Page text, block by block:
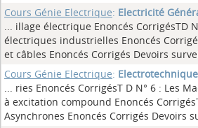
Cours Génie Electrique: Electricité
... illage électrique Enoncés CorrigésTD
électriques industrielles Enoncés
et câbles Enoncés Corrigés Devoirs
Cours Génie Electrique:
... ries Enoncés CorrigésT D N° 6 : Les
à excitation compound Enoncés
Asynchrones Enoncés Corrigés Devoirs